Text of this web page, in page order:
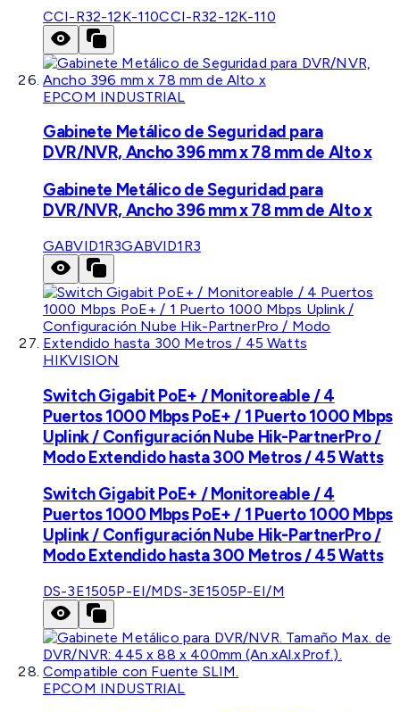
CCI-R32-12K-110CCI-R32-12K-110
EPCOM INDUSTRIAL
Gabinete Metálico de Seguridad para
DVR/NVR, Ancho 396 mm x 78 mm de Alto x
Gabinete Metálico de Seguridad para
DVR/NVR, Ancho 396 mm x 78 mm de Alto x
GABVID1R3GABVID1R3
HIKVISION
Switch Gigabit PoE+ / Monitoreable / 4
Puertos 1000 Mbps PoE+ / 1 Puerto 1000 Mbps
Uplink / Configuración Nube Hik-PartnerPro /
Modo Extendido hasta 300 Metros / 45 Watts
Switch Gigabit PoE+ / Monitoreable / 4
Puertos 1000 Mbps PoE+ / 1 Puerto 1000 Mbps
Uplink / Configuración Nube Hik-PartnerPro /
Modo Extendido hasta 300 Metros / 45 Watts
DS-3E1505P-EI/MDS-3E1505P-EI/M
EPCOM INDUSTRIAL